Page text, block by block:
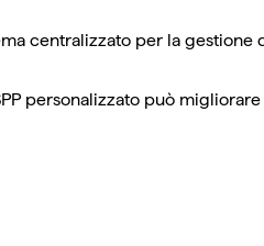
centralizzato per la
personalizzato può